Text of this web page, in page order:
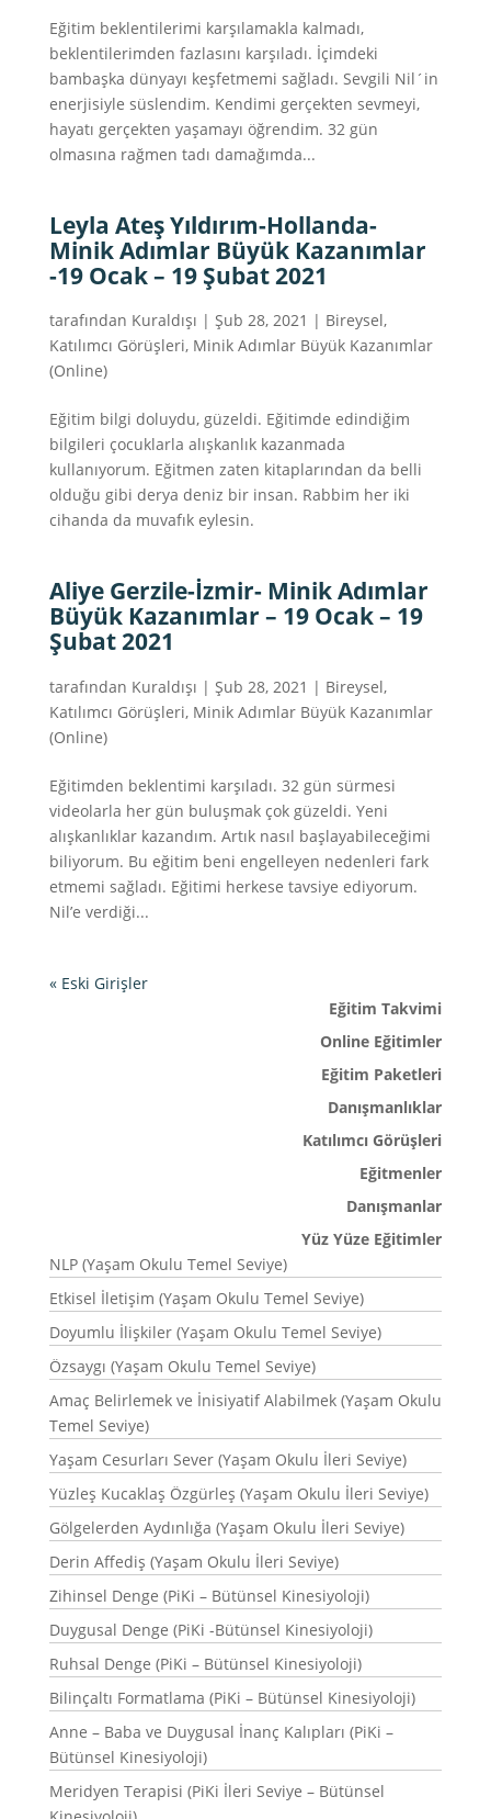
Eğitim beklentilerimi karşılamakla kalmadı,
beklentilerimden fazlasını karşıladı. İçimdeki
bambaşka dünyayı keşfetmemi sağladı. Sevgili Nil´in
enerjisiyle süslendim. Kendimi gerçekten sevmeyi,
hayatı gerçekten yaşamayı öğrendim. 32 gün
olmasına rağmen tadı damağımda...
Leyla Ateş Yıldırım-Hollanda-
Minik Adımlar Büyük Kazanımlar
-19 Ocak – 19 Şubat 2021
tarafından Kuraldışı | Şub 28, 2021 | Bireysel,
Katılımcı Görüşleri, Minik Adımlar Büyük Kazanımlar
(Online)
Eğitim bilgi doluydu, güzeldi. Eğitimde edindiğim
bilgileri çocuklarla alışkanlık kazanmada
kullanıyorum. Eğitmen zaten kitaplarından da belli
olduğu gibi derya deniz bir insan. Rabbim her iki
cihanda da muvafık eylesin.
Aliye Gerzile-İzmir- Minik Adımlar
Büyük Kazanımlar – 19 Ocak – 19
Şubat 2021
tarafından Kuraldışı | Şub 28, 2021 | Bireysel,
Katılımcı Görüşleri, Minik Adımlar Büyük Kazanımlar
(Online)
Eğitimden beklentimi karşıladı. 32 gün sürmesi
videolarla her gün buluşmak çok güzeldi. Yeni
alışkanlıklar kazandım. Artık nasıl başlayabileceğimi
biliyorum. Bu eğitim beni engelleyen nedenleri fark
etmemi sağladı. Eğitimi herkese tavsiye ediyorum.
Nil’e verdiği...
« Eski Girişler
Eğitim Takvimi
Online Eğitimler
Eğitim Paketleri
Danışmanlıklar
Katılımcı Görüşleri
Eğitmenler
Danışmanlar
Yüz Yüze Eğitimler
NLP (Yaşam Okulu Temel Seviye)
Etkisel İletişim (Yaşam Okulu Temel Seviye)
Doyumlu İlişkiler (Yaşam Okulu Temel Seviye)
Özsaygı (Yaşam Okulu Temel Seviye)
Amaç Belirlemek ve İnisiyatif Alabilmek (Yaşam Okulu
Temel Seviye)
Yaşam Cesurları Sever (Yaşam Okulu İleri Seviye)
Yüzleş Kucaklaş Özgürleş (Yaşam Okulu İleri Seviye)
Gölgelerden Aydınlığa (Yaşam Okulu İleri Seviye)
Derin Affediş (Yaşam Okulu İleri Seviye)
Zihinsel Denge (PiKi – Bütünsel Kinesiyoloji)
Duygusal Denge (PiKi -Bütünsel Kinesiyoloji)
Ruhsal Denge (PiKi – Bütünsel Kinesiyoloji)
Bilinçaltı Formatlama (PiKi – Bütünsel Kinesiyoloji)
Anne – Baba ve Duygusal İnanç Kalıpları (PiKi –
Bütünsel Kinesiyoloji)
Meridyen Terapisi (PiKi İleri Seviye – Bütünsel